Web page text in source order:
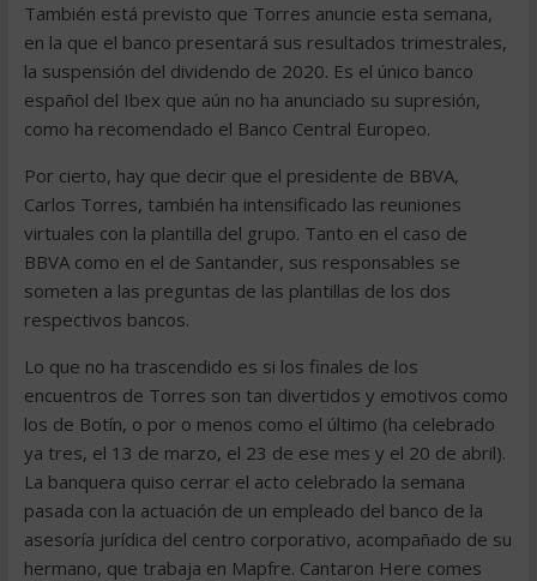
También está previsto que Torres anuncie esta semana,
en la que el banco presentará sus resultados trimestrales,
la suspensión del dividendo de 2020. Es el único banco
español del Ibex que aún no ha anunciado su supresión,
como ha recomendado el Banco Central Europeo.
Por cierto, hay que decir que el presidente de BBVA,
Carlos Torres, también ha intensificado las reuniones
virtuales con la plantilla del grupo. Tanto en el caso de
BBVA como en el de Santander, sus responsables se
someten a las preguntas de las plantillas de los dos
respectivos bancos.
Lo que no ha trascendido es si los finales de los
encuentros de Torres son tan divertidos y emotivos como
los de Botín, o por o menos como el último (ha celebrado
ya tres, el 13 de marzo, el 23 de ese mes y el 20 de abril).
La banquera quiso cerrar el acto celebrado la semana
pasada con la actuación de un empleado del banco de la
asesoría jurídica del centro corporativo, acompañado de su
hermano, que trabaja en Mapfre. Cantaron Here comes